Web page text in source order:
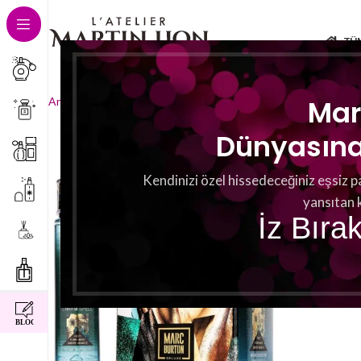
Kendinizi özel hissedeceğiniz eşsiz
yansıtan
İz
instagram
facebook
Ana Sayfa Basisnoten Moosige Noten
Tek bir sonuç